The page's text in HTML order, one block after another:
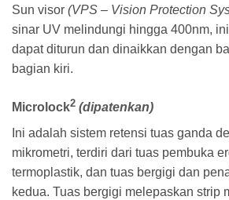
Sun visor (VPS – Vision Protection
sinar UV melindungi hingga 400nm,
dapat diturun dan dinaikkan dengan
bagian kiri.
Microlock2 (dipatenkan)
Ini adalah sistem retensi tuas ganda
mikrometri, terdiri dari tuas pembuka
termoplastik, dan tuas bergigi dan
kedua. Tuas bergigi melepaskan strip